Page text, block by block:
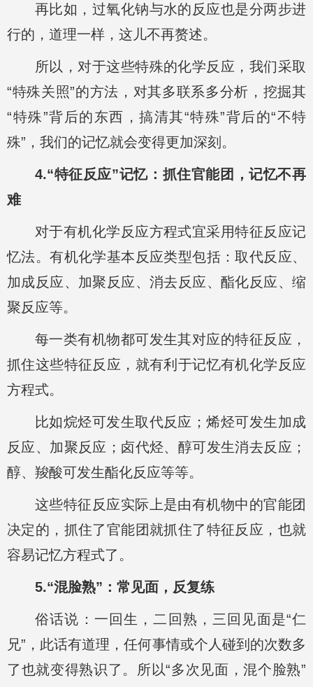
再比如，过氧化钠与水的反应也是分两步进
行的，道理一样，这儿不再赘述。
所以，对于这些特殊的化学反应，我们采取
“特殊关照”的方法，对其多联系多分析，挖掘其
“特殊”背后的东西，搞清其“特殊”背后的“不特
殊”，我们的记忆就会变得更加深刻。
4.“特征反应”记忆：抓住官能团，记忆不再
难
对于有机化学反应方程式宜采用特征反应记
忆法。有机化学基本反应类型包括：取代反应、
加成反应、加聚反应、消去反应、酯化反应、缩
聚反应等。
每一类有机物都可发生其对应的特征反应，
抓住这些特征反应，就有利于记忆有机化学反应
方程式。
比如烷烃可发生取代反应；烯烃可发生加成
反应、加聚反应；卤代烃、醇可发生消去反应；
醇、羧酸可发生酯化反应等等。
这些特征反应实际上是由有机物中的官能团
决定的，抓住了官能团就抓住了特征反应，也就
容易记忆方程式了。
5.“混脸熟”：常见面，反复练
俗话说：一回生，二回熟，三回见面是“仁
兄”，此话有道理，任何事情或个人碰到的次数多
了也就变得熟识了。所以“多次见面，混个脸熟”